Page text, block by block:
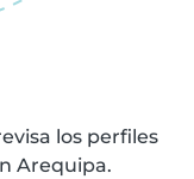
los perfiles
Arequipa.